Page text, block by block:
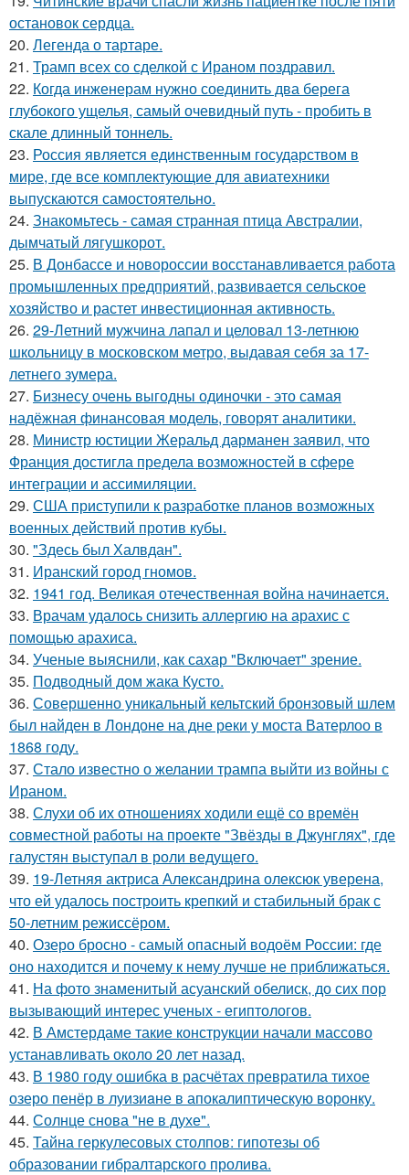
остановок сердца.
20. Легенда о тартаре.
21. Трамп всех со сделкой с Ираном поздравил.
22. Когда инженерам нужно соединить два берега
глубокого ущелья, самый очевидный путь - пробить в
скале длинный тоннель.
23. Россия является единственным государством в
мире, где все комплектующие для авиатехники
выпускаются самостоятельно.
24. Знакомьтесь - самая странная птица Австралии,
дымчатый лягушкорот.
25. В Донбассе и новороссии восстанавливается работа
промышленных предприятий, развивается сельское
хозяйство и растет инвестиционная активность.
26. 29-Летний мужчина лапал и целовал 13-летнюю
школьницу в московском метро, выдавая себя за 17-
летнего зумера.
27. Бизнесу очень выгодны одиночки - это самая
надёжная финансовая модель, говорят аналитики.
28. Министр юстиции Жеральд дарманен заявил, что
Франция достигла предела возможностей в сфере
интеграции и ассимиляции.
29. США приступили к разработке планов возможных
военных действий против кубы.
30. "Здесь был Халвдан".
31. Иранский город гномов.
32. 1941 год. Великая отечественная война начинается.
33. Врачам удалось снизить аллергию на арахис с
помощью арахиса.
34. Ученые выяснили, как сахар "Включает" зрение.
35. Подводный дом жака Кусто.
36. Совершенно уникальный кельтский бронзовый шлем
был найден в Лондоне на дне реки у моста Ватерлоо в
1868 году.
37. Стало известно о желании трампа выйти из войны с
Ираном.
38. Слухи об их отношениях ходили ещё со времён
совместной работы на проекте "Звёзды в Джунглях", где
галустян выступал в роли ведущего.
39. 19-Летняя актриса Александрина олексюк уверена,
что ей удалось построить крепкий и стабильный брак с
50-летним режиссёром.
40. Озеро бросно - самый опасный водоём России: где
оно находится и почему к нему лучше не приближаться.
41. На фото знаменитый асуанский обелиск, до сих пор
вызывающий интерес ученых - египтологов.
42. В Амстердаме такие конструкции начали массово
устанавливать около 20 лет назад.
43. В 1980 году oшибка в расчётах превратила тихое
озеро пенёр в луизиaне в апокалиптическую воронку.
44. Солнце снова "не в духе".
45. Тайна геркулесовых столпов: гипотезы об
образовании гибралтарского пролива.